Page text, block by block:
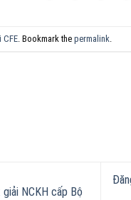
. Bookmark thepermalink
NCKH cấp Bộ